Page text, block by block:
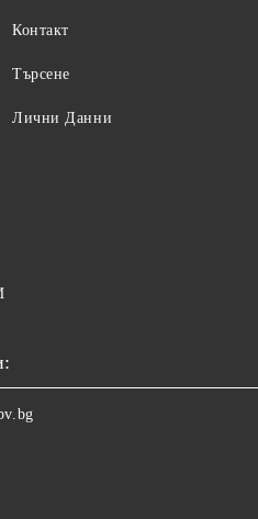
Контакт
Търсене
Лични Данни